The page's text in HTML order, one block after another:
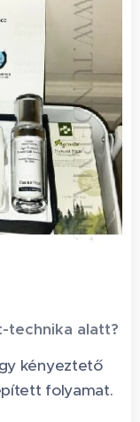
technika alatt?
kényeztető
folyamat.